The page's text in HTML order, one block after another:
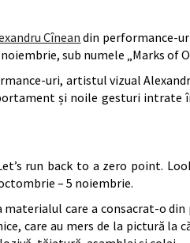
Cînean din performance-
sub numele „Marks of
uri, artistul vizual
și noile gesturi intrate
run back to a zero point.
– 5 noiembrie.
care a consacrat-o din
care au mers de la pictură la